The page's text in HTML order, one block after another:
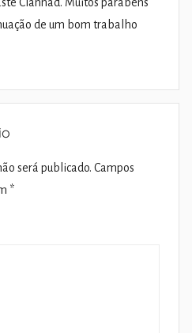
Clannad. Muitos parabéns
de um bom trabalho
será publicado. Campos
*